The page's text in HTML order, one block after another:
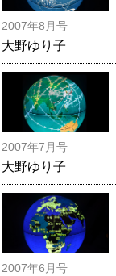
2007年8月号
大野ゆり子
2007年7月号
大野ゆり子
2007年6月号